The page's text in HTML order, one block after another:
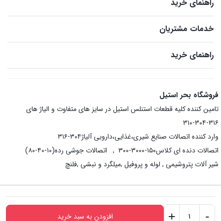
-
+ افزودن به سبد خرید
راهنمای خرید
خدمات مشتریان
راهنمای خرید
فروشگاه بحر استیل
تامین کننده کلیه قطعات استنلس استیل در سایز های متفاوت و الیاژ های
۳۱۶-۳۰۴-۳۱۰
وارد کننده اتصالات صنایع شیری،غذایی،دارویی آلیاژ۳۰۴-۳۱۶
اتصالات دنده ای کلاس۱۵۰-۳۰۰۰-۳۰۰ , اتصالات جوشی رده(۱۰-۴۰-۸۰)
شیر آلات پتروشیمی , لوله و پروفیل ,میلگرد و نبشی ,فلنچ